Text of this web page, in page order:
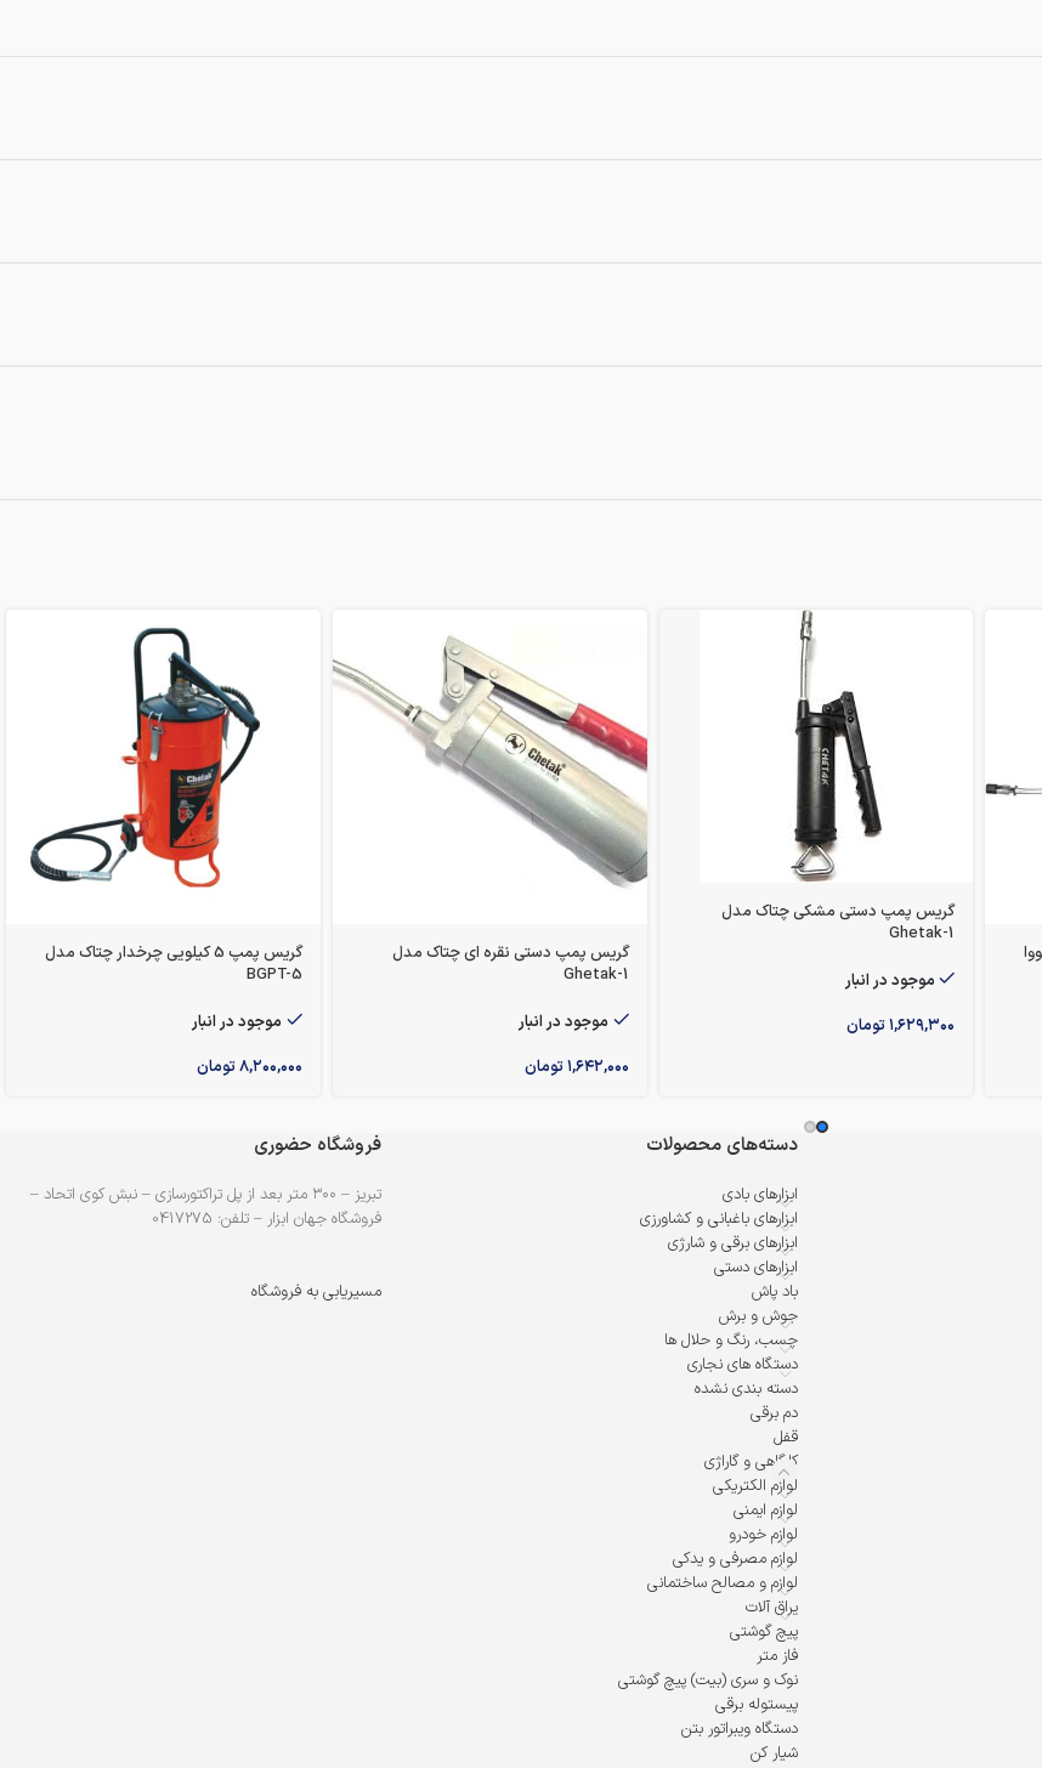
نووا
گریس پمپ دستی مشکی چتاک مدل
Ghetak-1
موجود در انبار
۱,۶۲۹,۳۰۰تومان
گریس پمپ دستی نقره ای چتاک مدل
Ghetak-1
موجود در انبار
۱,۶۴۲,۰۰۰تومان
گریس پمپ 5 کیلویی چرخدار چتاک مدل
‎BGPT-5
موجود در انبار
۸,۲۰۰,۰۰۰تومان
دسته‌های محصولات
ابزارهای بادی
ابزارهای باغبانی و کشاورزی
ابزارهای برقی و شارژی
ابزارهای دستی
باد پاش
جوش و برش
چسب، رنگ و حلال ها
دستگاه های نجاری
دسته بندی نشده
دم برقی
قفل
کارگاهی و گاراژی
لوازم الکتریکی
لوازم ایمنی
لوازم خودرو
لوازم مصرفی و یدکی
لوازم و مصالح ساختمانی
یراق آلات
پیچ گوشتی
فاز متر
نوک و سری (بیت) پیچ گوشتی
پیستوله برقی
دستگاه ویبراتور بتن
شیار کن
فروشگاه حضوری
تبریز – ۳۰۰ متر بعد از پل تراکتورسازی – نبش کوی اتحاد –
فروشگاه جهان ابزار – تلفن: 0417275
مسیریابی به فروشگاه